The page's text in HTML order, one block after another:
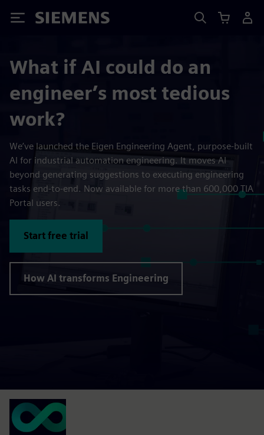
Siemens
What if AI could do an
engineer’s most tedious
work?
We’ve launched the Eigen Engineering Agent, purpose-built
AI for industrial automation engineering. It moves AI
beyond generating suggestions to executing engineering
tasks end-to-end. Now available for more than 600,000 TIA
Portal users.
Start free trial
How AI transforms Engineering